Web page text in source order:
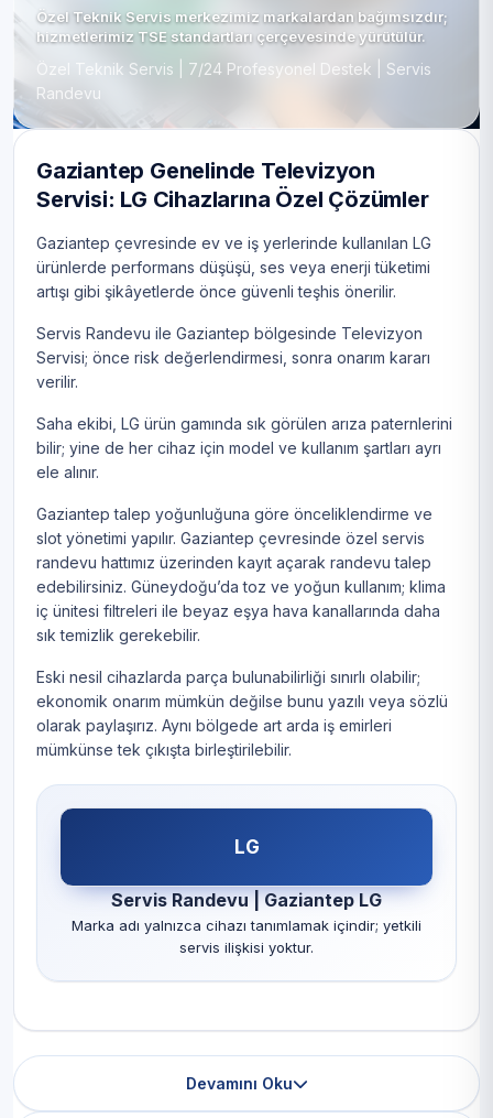
Özel Teknik Servis merkezimiz markalardan bağımsızdır;
hizmetlerimiz TSE standartları çerçevesinde yürütülür.
Özel Teknik Servis | 7/24 Profesyonel Destek | Servis
Randevu
Gaziantep Genelinde Televizyon
Servisi: LG Cihazlarına Özel Çözümler
Gaziantep çevresinde ev ve iş yerlerinde kullanılan LG
ürünlerde performans düşüşü, ses veya enerji tüketimi
artışı gibi şikâyetlerde önce güvenli teşhis önerilir.
Servis Randevu ile Gaziantep bölgesinde Televizyon
Servisi; önce risk değerlendirmesi, sonra onarım kararı
verilir.
Saha ekibi, LG ürün gamında sık görülen arıza paternlerini
bilir; yine de her cihaz için model ve kullanım şartları ayrı
ele alınır.
Gaziantep talep yoğunluğuna göre önceliklendirme ve
slot yönetimi yapılır. Gaziantep çevresinde özel servis
randevu hattımız üzerinden kayıt açarak randevu talep
edebilirsiniz. Güneydoğu’da toz ve yoğun kullanım; klima
iç ünitesi filtreleri ile beyaz eşya hava kanallarında daha
sık temizlik gerekebilir.
Eski nesil cihazlarda parça bulunabilirliği sınırlı olabilir;
ekonomik onarım mümkün değilse bunu yazılı veya sözlü
olarak paylaşırız. Aynı bölgede art arda iş emirleri
mümkünse tek çıkışta birleştirilebilir.
LG
Servis Randevu | Gaziantep LG
Marka adı yalnızca cihazı tanımlamak içindir; yetkili
servis ilişkisi yoktur.
Devamını Oku